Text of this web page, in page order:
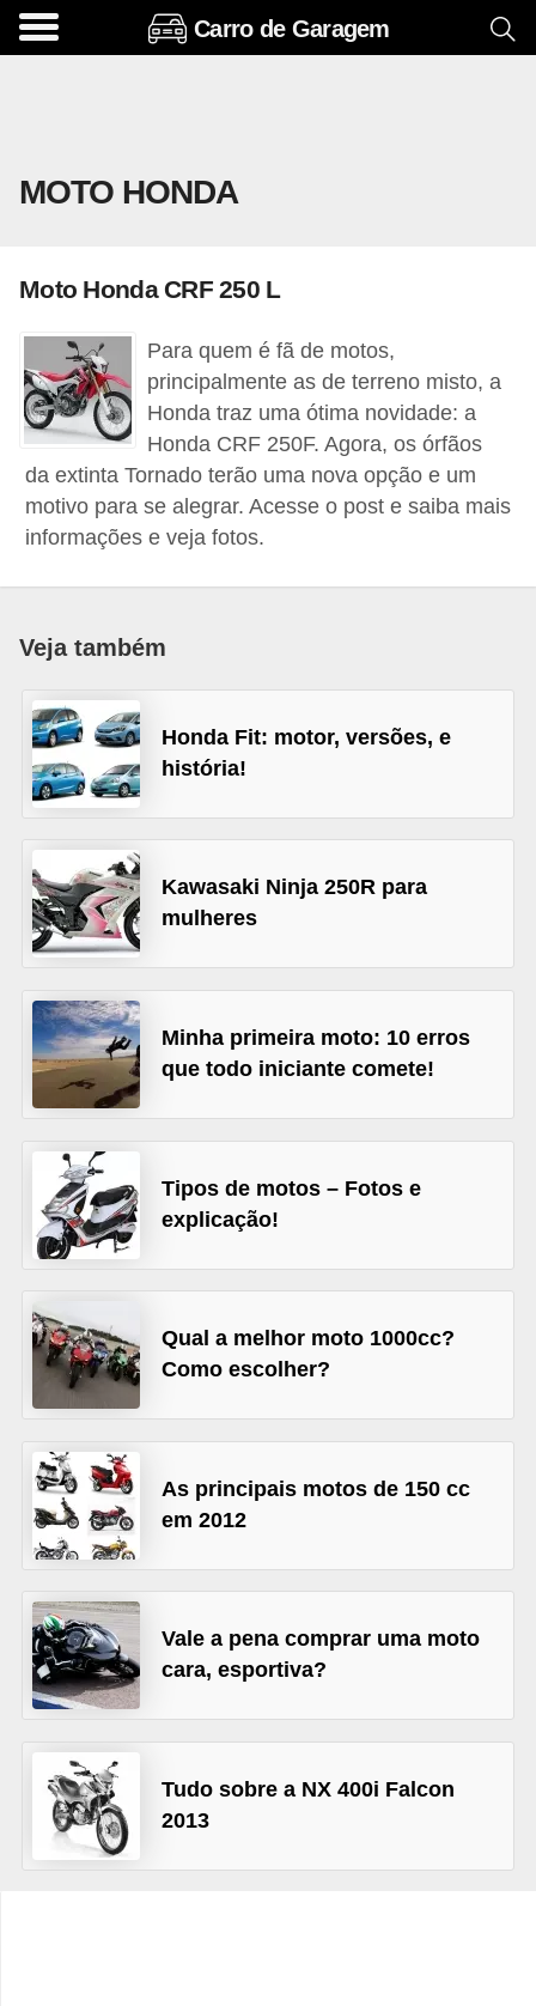
Carro de Garagem
MOTO HONDA
Moto Honda CRF 250 L
Para quem é fã de motos,
principalmente as de terreno misto, a
Honda traz uma ótima novidade: a
Honda CRF 250F. Agora, os órfãos
da extinta Tornado terão uma nova opção e um
motivo para se alegrar. Acesse o post e saiba mais
informações e veja fotos.
Veja também
Honda Fit: motor, versões, e
história!
Kawasaki Ninja 250R para
mulheres
Minha primeira moto: 10 erros
que todo iniciante comete!
Tipos de motos – Fotos e
explicação!
Qual a melhor moto 1000cc?
Como escolher?
As principais motos de 150 cc
em 2012
Vale a pena comprar uma moto
cara, esportiva?
Tudo sobre a NX 400i Falcon
2013
A
s
i
o
s
e
o
p
c
i
o
a
i
s
A
u
t
o
m
ó
v
e
i
s
v
e
í
u
l
o
B
i
c
c
l
e
s
C